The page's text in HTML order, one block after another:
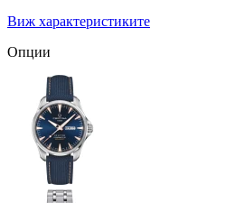
Виж характеристиките
Опции